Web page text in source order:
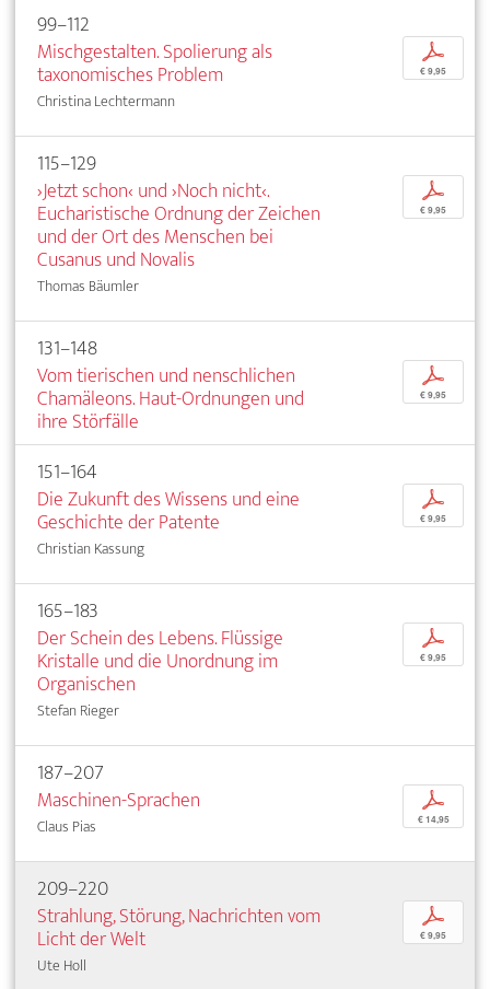
99–112
Mischgestalten. Spolierung als
taxonomisches Problem
Christina Lechtermann
p
€ 9,95
115–129
›Jetzt schon‹ und ›Noch nicht‹.
Eucharistische Ordnung der Zeichen
und der Ort des Menschen bei
Cusanus und Novalis
Thomas Bäumler
p
€ 9,95
131–148
Vom tierischen und nenschlichen
Chamäleons. Haut-Ordnungen und
ihre Störfälle
p
€ 9,95
151–164
Die Zukunft des Wissens und eine
Geschichte der Patente
Christian Kassung
p
€ 9,95
165–183
Der Schein des Lebens. Flüssige
Kristalle und die Unordnung im
Organischen
Stefan Rieger
p
€ 9,95
187–207
Maschinen-Sprachen
Claus Pias
p
€ 14,95
209–220
Strahlung, Störung, Nachrichten vom
Licht der Welt
Ute Holl
p
€ 9,95